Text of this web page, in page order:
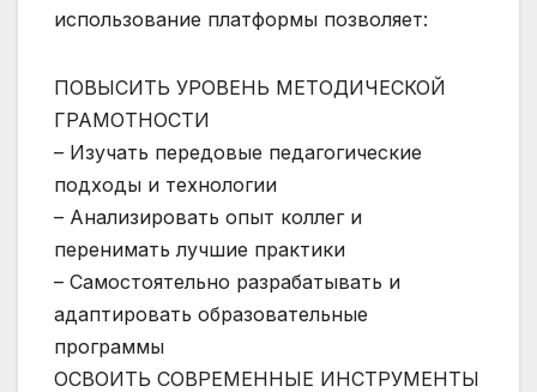
использование платформы позволяет:
ПОВЫСИТЬ УРОВЕНЬ МЕТОДИЧЕСКОЙ
ГРАМОТНОСТИ
– Изучать передовые педагогические
подходы и технологии
– Анализировать опыт коллег и
перенимать лучшие практики
– Самостоятельно разрабатывать и
адаптировать образовательные
программы
ОСВОИТЬ СОВРЕМЕННЫЕ ИНСТРУМЕНТЫ